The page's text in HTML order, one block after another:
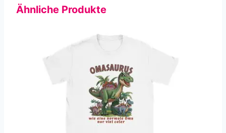
Ähnliche Produkte